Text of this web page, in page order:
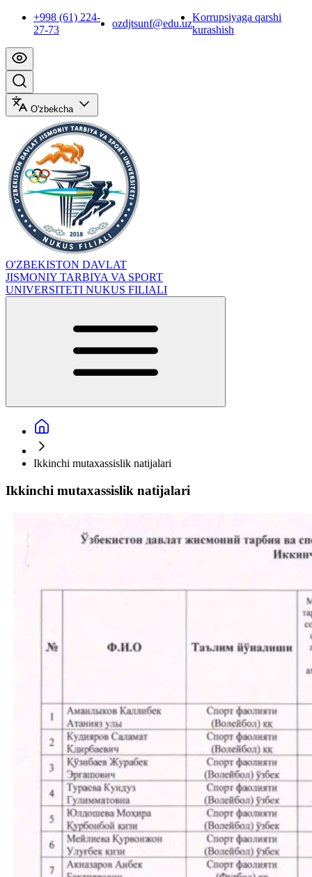
+998 (61) 224-
27-73
ozdjtsunf@edu.uz
Korrupsiyaga qarshi
kurashish
O'zbekcha
O'ZBEKISTON DAVLAT
JISMONIY TARBIYA VA SPORT
UNIVERSITETI NUKUS FILIALI
Ikkinchi mutaxassislik natijalari
Ikkinchi mutaxassislik natijalari